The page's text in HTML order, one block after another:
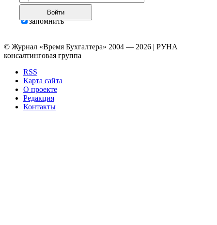
Войти
запомнить
© Журнал «Время Бухгалтера» 2004 — 2026 | РУНА
консалтинговая группа
RSS
Карта сайта
О проекте
Редакция
Контакты